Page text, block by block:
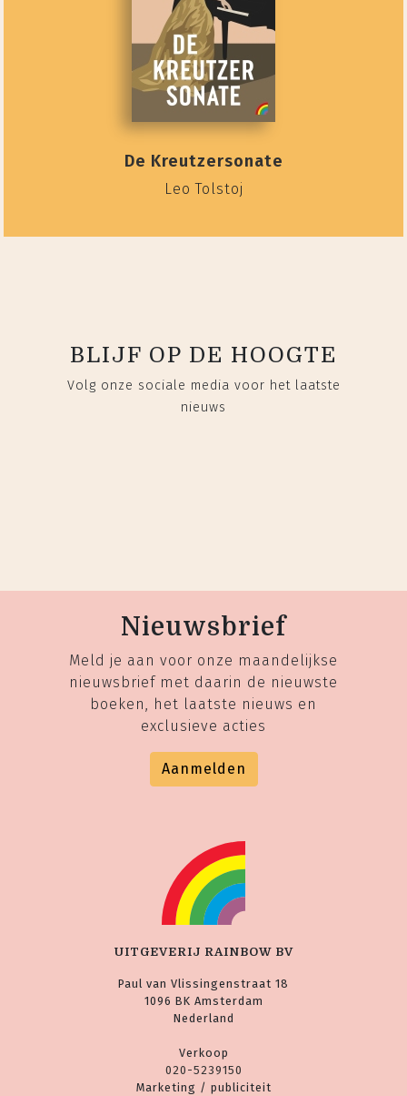
De Kreutzersonate
Leo Tolstoj
BLIJF OP DE HOOGTE
Volg onze sociale media voor het laatste
nieuws
Nieuwsbrief
Meld je aan voor onze maandelijkse
nieuwsbrief met daarin de nieuwste
boeken, het laatste nieuws en
exclusieve acties
Aanmelden
UITGEVERIJ RAINBOW BV
Paul van Vlissingenstraat 18
1096 BK Amsterdam
Nederland
Verkoop
020-5239150
Marketing / publiciteit